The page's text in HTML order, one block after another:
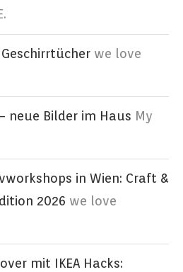
we love
neue Bilder im Haus My
in Wien: Craft &
2026 we love
mit IKEA Hacks: